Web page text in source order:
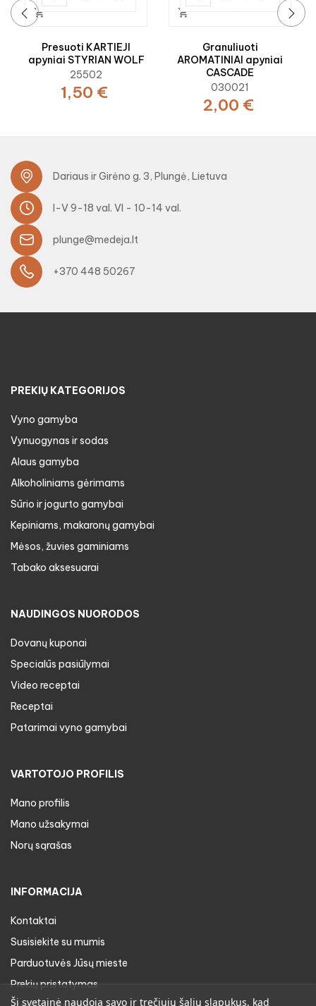

Presuoti KARTIEJI
apyniai STYRIAN WOLF
25502
1,50 €

Granuliuoti
AROMATINIAI apyniai
CASCADE
030021
2,00 €
Dariaus ir Girėno g. 3, Plungė, Lietuva
I-V 9-18 val. VI - 10-14 val.
plunge@medeja.lt
+370 448 50267
PREKIŲ KATEGORIJOS
Vyno gamyba
Vynuogynas ir sodas
Alaus gamyba
Alkoholiniams gėrimams
Sūrio ir jogurto gamybai
Kepiniams, makaronų gamybai
Mėsos, žuvies gaminiams
Tabako aksesuarai
NAUDINGOS NUORODOS
Dovanų kuponai
Specialūs pasiūlymai
Video receptai
Receptai
Patarimai vyno gamybai
VARTOTOJO PROFILIS
Mano profilis
Mano užsakymai
Norų sąrašas
INFORMACIJA
Kontaktai
Susisiekite su mumis
Parduotuvės Jūsų mieste
Prekių pristatymas
Ši svetainė naudoja savo ir trečiųjų šalių slapukus, kad